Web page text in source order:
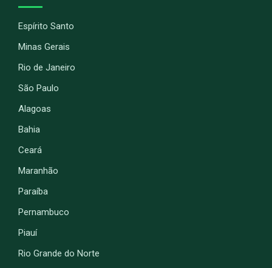
Espírito Santo
Minas Gerais
Rio de Janeiro
São Paulo
Alagoas
Bahia
Ceará
Maranhão
Paraíba
Pernambuco
Piauí
Rio Grande do Norte